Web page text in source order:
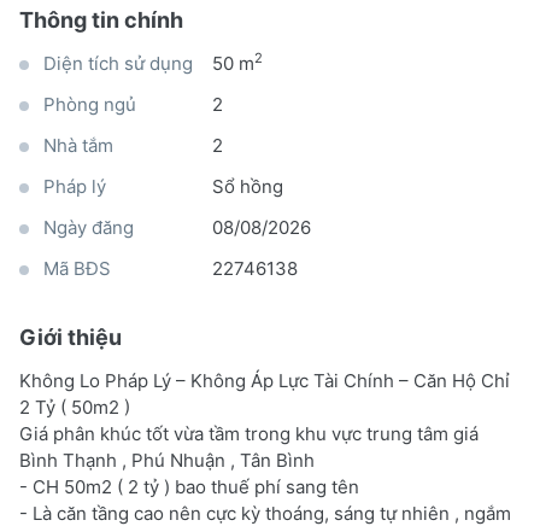
Thông tin chính
Diện tích sử dụng 50 m2
Phòng ngủ
2
Nhà tắm
2
Pháp lý
Sổ hồng
Ngày đăng
08/08/2026
Mã BĐS
22746138
Giới thiệu
Không Lo Pháp Lý – Không Áp Lực Tài Chính – Căn Hộ Chỉ
2 Tỷ ( 50m2 )
Giá phân khúc tốt vừa tầm trong khu vực trung tâm giá
Bình Thạnh , Phú Nhuận , Tân Bình
- CH 50m2 ( 2 tỷ ) bao thuế phí sang tên
- Là căn tầng cao nên cực kỳ thoáng, sáng tự nhiên , ngắm